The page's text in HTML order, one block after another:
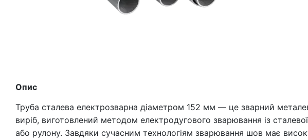
Опис
Труба сталева електрозварна діаметром 152 мм — це зварний
виріб, виготовлений методом електродугового зварювання із
або рулону. Завдяки сучасним технологіям зварювання шов має